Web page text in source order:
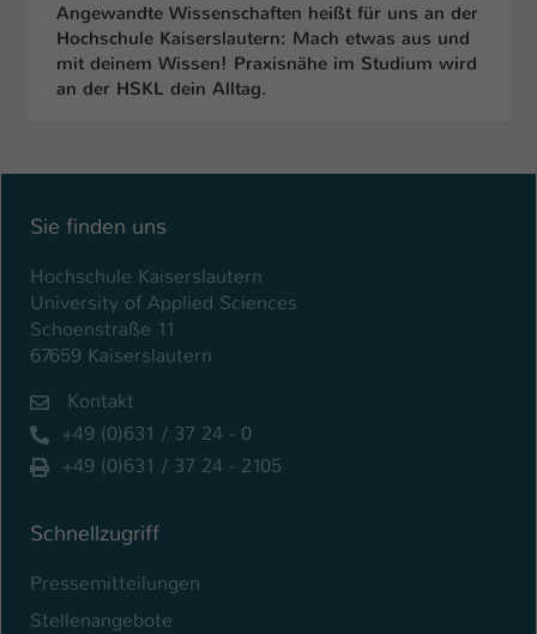
Angewandte Wissenschaften heißt für uns an der
Hochschule Kaiserslautern: Mach etwas aus und
mit deinem Wissen! Praxisnähe im Studium wird
an der HSKL dein Alltag.
Sie finden uns
Hochschule Kaiserslautern
University of Applied Sciences
Schoenstraße 11
67659 Kaiserslautern
Kontakt
+49 (0)631 / 37 24 - 0
+49 (0)631 / 37 24 - 2105
Schnellzugriff
Pressemitteilungen
Stellenangebote